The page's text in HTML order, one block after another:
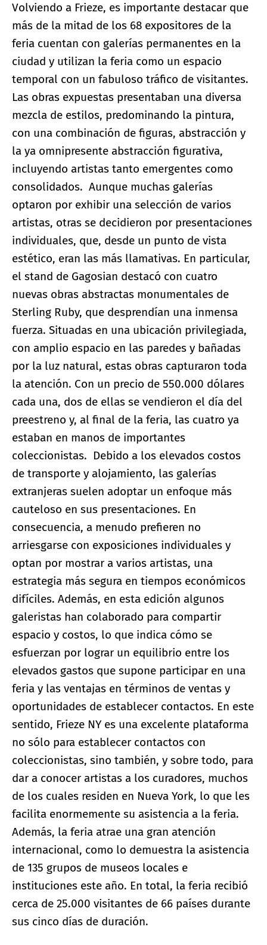
Volviendo a Frieze, es importante destacar que
más de la mitad de los 68 expositores de la
feria cuentan con galerías permanentes en la
ciudad y utilizan la feria como un espacio
temporal con un fabuloso tráfico de visitantes.
Las obras expuestas presentaban una diversa
mezcla de estilos, predominando la pintura,
con una combinación de figuras, abstracción y
la ya omnipresente abstracción figurativa,
incluyendo artistas tanto emergentes como
consolidados. Aunque muchas galerías
optaron por exhibir una selección de varios
artistas, otras se decidieron por presentaciones
individuales, que, desde un punto de vista
estético, eran las más llamativas. En particular,
el stand de Gagosian destacó con cuatro
nuevas obras abstractas monumentales de
Sterling Ruby, que desprendían una inmensa
fuerza. Situadas en una ubicación privilegiada,
con amplio espacio en las paredes y bañadas
por la luz natural, estas obras capturaron toda
la atención. Con un precio de 550.000 dólares
cada una, dos de ellas se vendieron el día del
preestreno y, al final de la feria, las cuatro ya
estaban en manos de importantes
coleccionistas. Debido a los elevados costos
de transporte y alojamiento, las galerías
extranjeras suelen adoptar un enfoque más
cauteloso en sus presentaciones. En
consecuencia, a menudo prefieren no
arriesgarse con exposiciones individuales y
optan por mostrar a varios artistas, una
estrategia más segura en tiempos económicos
difíciles. Además, en esta edición algunos
galeristas han colaborado para compartir
espacio y costos, lo que indica cómo se
esfuerzan por lograr un equilibrio entre los
elevados gastos que supone participar en una
feria y las ventajas en términos de ventas y
oportunidades de establecer contactos. En este
sentido, Frieze NY es una excelente plataforma
no sólo para establecer contactos con
coleccionistas, sino también, y sobre todo, para
dar a conocer artistas a los curadores, muchos
de los cuales residen en Nueva York, lo que les
facilita enormemente su asistencia a la feria.
Además, la feria atrae una gran atención
internacional, como lo demuestra la asistencia
de 135 grupos de museos locales e
instituciones este año. En total, la feria recibió
cerca de 25.000 visitantes de 66 países durante
sus cinco días de duración.